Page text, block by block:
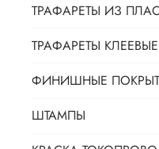
ТРАФАРЕТЫ ИЗ
ТРАФАРЕТЫ КЛЕЕВЫЕ
ФИНИШНЫЕ
ШТАМПЫ